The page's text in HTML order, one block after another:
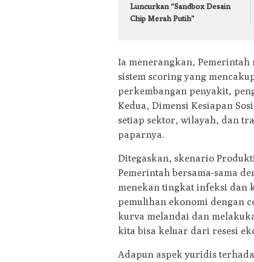
Luncurkan “Sandbox Desain
Chip Merah Putih”
Ia menerangkan,
sistem scoring yang
perkembangan penyakit,
Kedua, Dimensi Kesiapan
setiap sektor, wilayah, dan
paparnya.
Ditegaskan, skenario
Pemerintah bersama-sama
menekan tingkat infeksi dan
pemulihan ekonomi dengan
kurva melandai dan
kita bisa keluar dari resesi
Adapun aspek yuridis